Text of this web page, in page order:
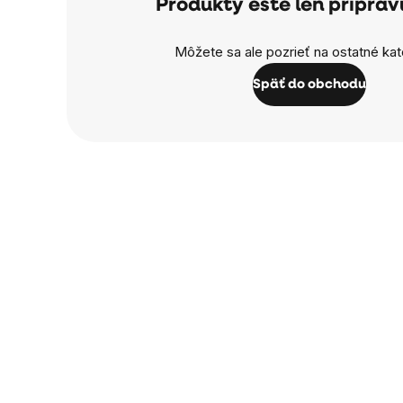
Produkty ešte len
Môžete sa ale pozrieť na ostatné
Späť do obchodu